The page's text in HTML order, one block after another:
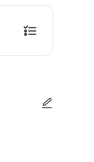
라질 수 있습니다. 투어는